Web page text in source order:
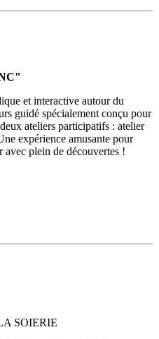
et interactive autour du
guidé spécialement conçu pour
ateliers participatifs : atelier
expérience amusante pour
avec plein de découvertes !
SOIERIE